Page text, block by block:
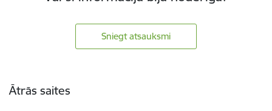
Sniegt atsauksmi
Ātrās saites